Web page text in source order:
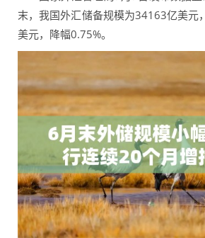
末，我国外汇储备规模为34163亿美元
美元，降幅0.75%。